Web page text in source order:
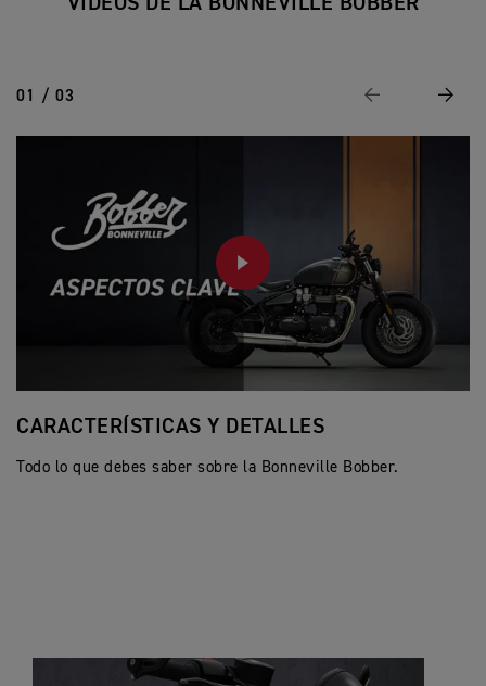
01 / 03 Anterior
PLAY
CARACTERÍSTICAS Y DETALLES
Todo lo que debes saber sobre la Bonneville Bobber.